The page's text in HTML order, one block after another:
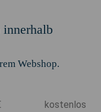
Webshop.
kostenlos